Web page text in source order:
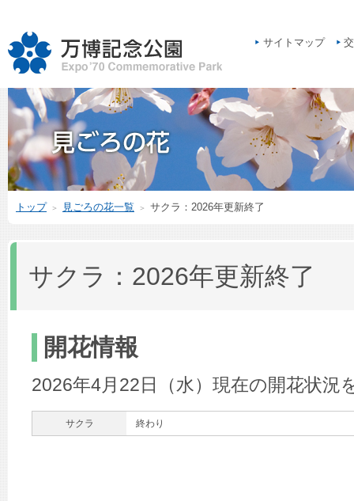
サイトマップ
トップ ＞ 見ごろの花一覧 ＞ サクラ：2026年更新終了
サクラ：2026年更新終了
開花情報
2026年4月22日（水）現在の開花状況
サクラ 終わり